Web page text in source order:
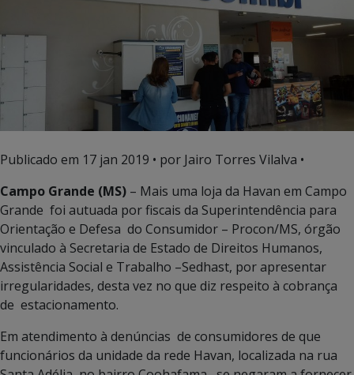
Publicado em 17 jan 2019 • por Jairo Torres Vilalva •
Campo Grande (MS) – Mais uma loja da Havan em Campo
Grande foi autuada por fiscais da Superintendência para
Orientação e Defesa do Consumidor – Procon/MS, órgão
vinculado à Secretaria de Estado de Direitos Humanos,
Assistência Social e Trabalho –Sedhast, por apresentar
irregularidades, desta vez no que diz respeito à cobrança
de estacionamento.
Em atendimento à denúncias de consumidores de que
funcionários da unidade da rede Havan, localizada na rua